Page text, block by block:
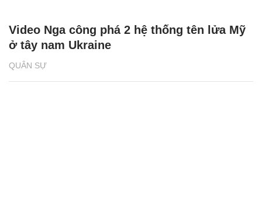
QUÂN SỰ
Video Nga công phá 2 hệ thống tên lửa Mỹ
ở tây nam Ukraine